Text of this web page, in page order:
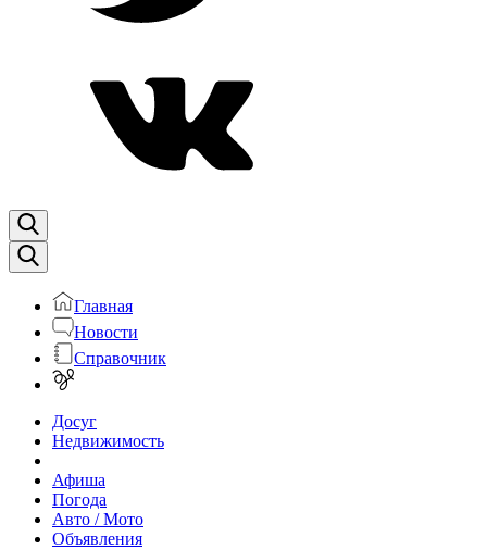
Главная
Новости
Справочник
Досуг
Недвижимость
Афиша
Погода
Авто / Мото
Объявления